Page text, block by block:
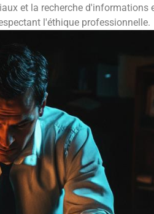
et la recherche d'informations
l'éthique professionnelle.